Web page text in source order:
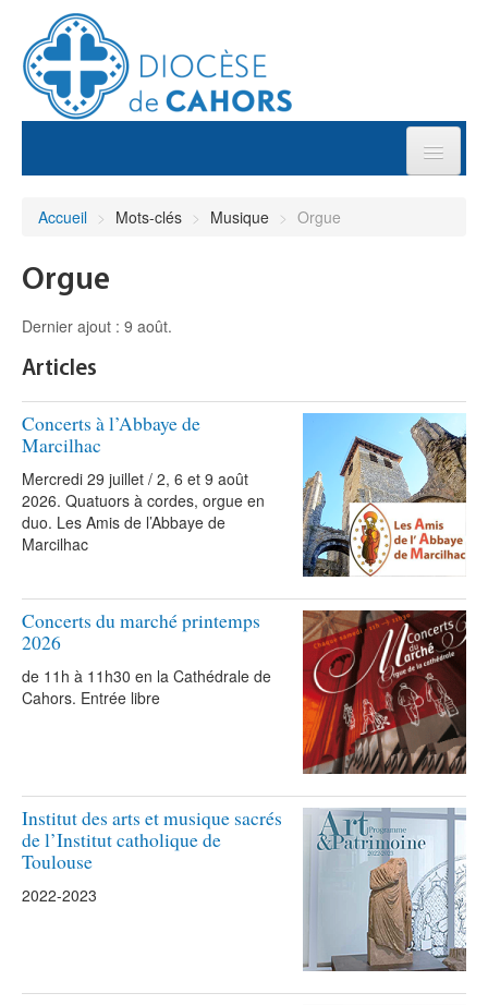
Musique
Patrimoine
Démarches et sacrements
Agenda diocésain
Je donne
Annuaire/Contact
Accueil > Mots-clés > Musique > Orgue
Orgue
Dernier ajout : 9 août.
Articles
Concerts à l’Abbaye de
Marcilhac
Mercredi 29 juillet / 2, 6 et 9 août
2026. Quatuors à cordes, orgue en
duo. Les Amis de l’Abbaye de
Marcilhac
Concerts du marché printemps
2026
de 11h à 11h30 en la Cathédrale de
Cahors. Entrée libre
Institut des arts et musique sacrés
de l’Institut catholique de
Toulouse
2022-2023